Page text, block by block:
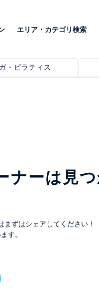
エリア・カテゴリ検索
・ピラティス
ナーは見
ずはシェアしてください！
す。